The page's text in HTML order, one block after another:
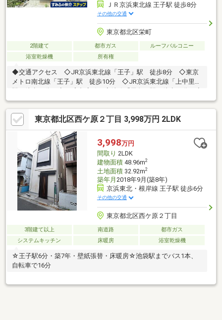
ＪＲ京浜東北線 王子駅 徒歩8分
その他の交通
東京都北区栄町
2階建て 都市ガス
ルーフバルコニー
浴室乾燥機
所有権
◆交通アクセス ◇JR京浜東北線「王子」駅 徒歩8分 ◇東京
メトロ南北線「王子」駅 徒歩10分 ◇JR京浜東北線「上中里」
都電荒川線「栄町」駅 徒歩4分 ◇都電荒川線「梶原」駅 徒
歩4分 ◇都電荒川線「王子」駅 徒歩11分◆設備 ◇１坪タイ
プのユニットバス ◇浴室暖房乾燥機 ◇浴室・トイレ窓あり
◇食器洗浄乾燥機 ◇玄関スマートキー ◇約2.0帖のウォークイ
ンクローゼット ◇ルーフバルコニー約9.8㎡あり
東京都北区西ケ原２丁目 3,998万円 2LDK
3,998万円
間取り 2LDK
建物面積48.96m2
土地面積32.92m2
築年月 2018年9月(築8年)
京浜東北・根岸線 王子駅 徒歩6分
その他の交通
東京都北区西ケ原２丁目
3階建て以上 南道路
都市ガス
システムキッチン
床暖房 浴室乾燥機
☆王子駅6分・築7年・壁紙張替・床暖房☆池袋駅までバス1本、
自転車で16分